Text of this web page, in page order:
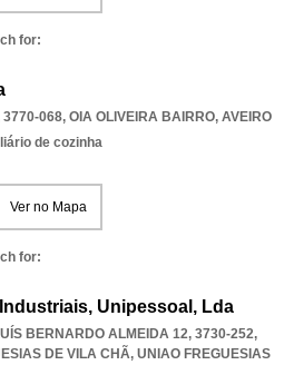
for:
3770-068, OIA OLIVEIRA BAIRRO, AVEIRO
de cozinha
Ver no Mapa
for:
Unipessoal, Lda
BERNARDO ALMEIDA 12, 3730-252,
DE VILA CHÃ, UNIAO FREGUESIAS